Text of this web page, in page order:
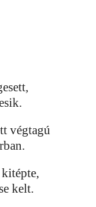
végtagú
kelt.